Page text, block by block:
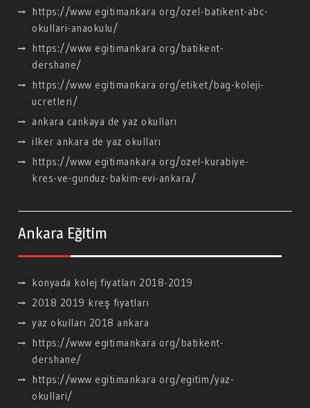
https://www egitimankara org/ozel-batikent-abc-
okullari-anaokulu/
https://www egitimankara org/batikent-
dershane/
https://www egitimankara org/etiket/bag-koleji-
ucretleri/
ankara cankaya de yaz okulları
ilker ankara de yaz okulları
https://www egitimankara org/ozel-kurabiye-
kres-ve-gunduz-bakim-evi-ankara/
Ankara Eğitim
konyada kolej fiyatları 2018-2019
2018 2019 kreş fiyatları
yaz okulları 2018 ankara
https://www egitimankara org/batikent-
dershane/
https://www egitimankara org/egitim/yaz-
okullari/